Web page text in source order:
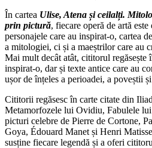
În cartea Ulise, Atena și ceilalți.
prin pictură, fiecare operă de artă
personajele care au inspirat-o, cartea
a mitologiei, ci și a maeștrilor care au
Mai mult decât atât, cititorul regăsește
inspirat-o, dar și texte antice care au
ușor de înțeles a perioadei, a poveștii
Cititorii regăsesc în carte citate din
Metamorfozele lui Ovidiu, Fabulele
picturi celebre de Pierre de Cortone,
Goya, Édouard Manet și Henri
susține fiecare legendă și a oferi